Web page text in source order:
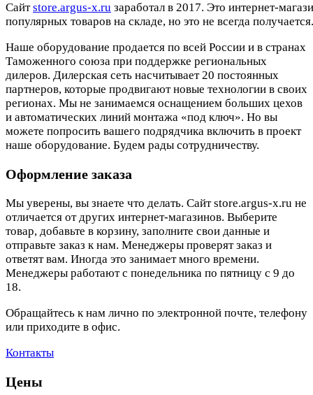
Cайтstore.argus-x.ru заработал в 2017. Это интернет-
популярных товаров на складе, но это не всегда
Наше оборудование продается по всей России и в странах
Таможенного союза при поддержке региональных
дилеров. Дилерская сеть насчитывает 20 постоянных
партнеров, которые продвигают новые технологии в своих
регионах. Мы не занимаемся оснащением больших цехов
и автоматических линий монтажа «под ключ». Но вы
можете попросить вашего подрядчика включить в проект
наше оборудование. Будем рады сотрудничеству.
Оформление заказа
Мы уверены, вы знаете что делать. Сайт store.argus-x.ru не
отличается от других интернет-магазинов. Выберите
товар, добавьте в корзину, заполните свои данные и
отправьте заказ к нам. Менеджеры проверят заказ и
ответят вам. Иногда это занимает много времени.
Менеджеры работают с понедельника по пятницу с 9 до
18.
Обращайтесь к нам лично по электронной почте, телефону
или приходите в офис.
Контакты
Цены